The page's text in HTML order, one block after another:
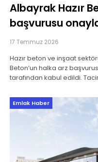
Albayrak Hazır
başvurusu
17 Temmuz 2026
Hazır beton ve inşaat
Beton’un halka arz
tarafından kabul edildi.
Emlak Haber